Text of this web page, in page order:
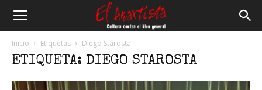
Inicio Etiquetas Diego Starosta
ETIQUETA: DIEGO STAROSTA